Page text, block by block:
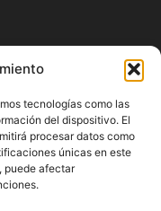
tecnologías como las
del dispositivo. El
procesar datos como
únicas en este
puede afectar
sobre la
como donde podrás
sobre